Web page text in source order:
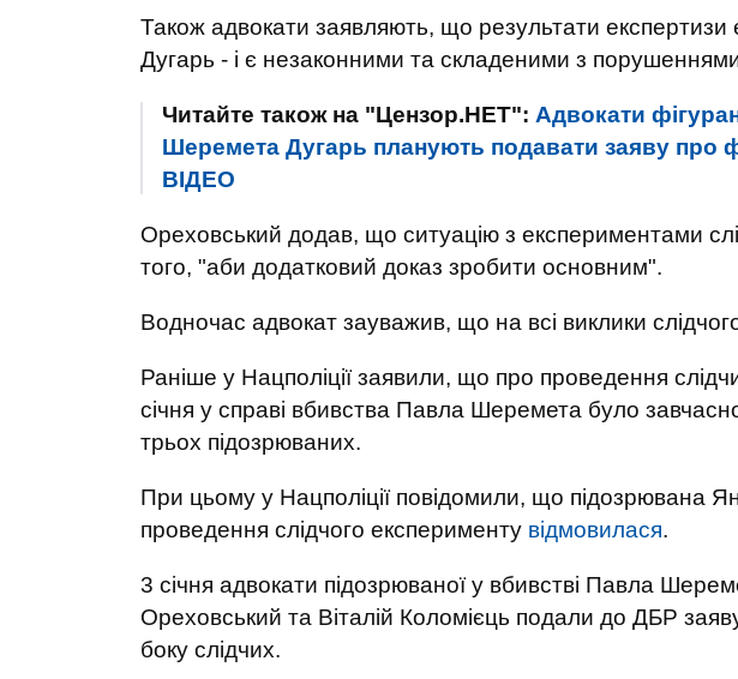
Також адвокати заявляють, що результати
Дугарь - і є незаконними та складеними з
Читайте також на "Цензор.НЕТ": Адвокати
Шеремета Дугарь планують подавати заяву про
ВIДЕО
Ореховський додав, що ситуацію з експериментами
того, "аби додатковий доказ зробити основним".
Водночас адвокат зауважив, що на всі виклики
Раніше у Нацполіції заявили, що про проведення
січня у справі вбивства Павла Шеремета було
трьох підозрюваних.
При цьому у Нацполіції повідомили, що підозрювана
проведення слідчого експерименту відмовилася.
3 січня адвокати підозрюваної у вбивстві Павла
Ореховський та Віталій Коломієць подали до ДБР
боку слідчих.